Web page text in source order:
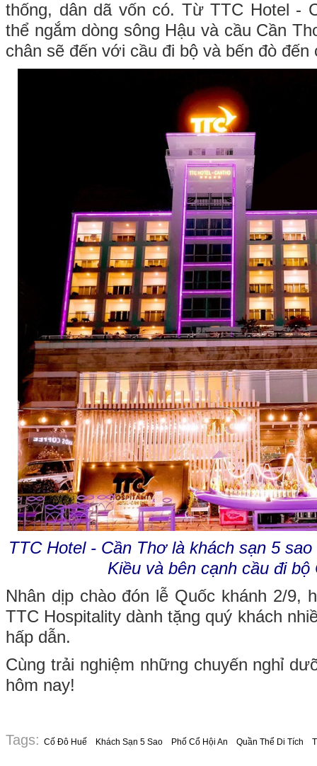
thống, dân dã vốn có. Từ TTC Hotel -
thể ngắm dòng sông Hậu và cầu Cần
chân sẽ đến với cầu đi bộ và bến đò
TTC Hotel - Cần Thơ là khách sạn 5
Kiều và bên cạnh cầu đi bộ
Nhân dịp chào đón lễ Quốc khánh 2/9,
TTC Hospitality dành tặng quý khách
hấp dẫn.
Cùng trải nghiệm những chuyến nghỉ
hôm nay!
Tags: Cố Đô Huế Khách Sạn 5 Sao Phố Cổ Hội An Quần Thể Di Tích